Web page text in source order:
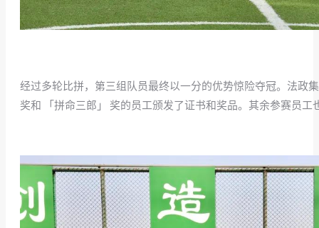
经过多轮比拼，第三组队员最终以一分的优势惊险夺冠。法政
奖和 「拼命三郎」 奖的员工颁发了证书和奖品。其余参赛员工